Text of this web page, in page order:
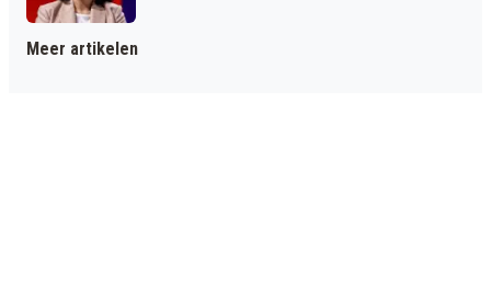
Meer artikelen